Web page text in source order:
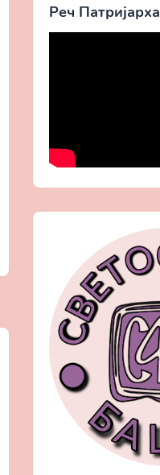
Реч Патријарха